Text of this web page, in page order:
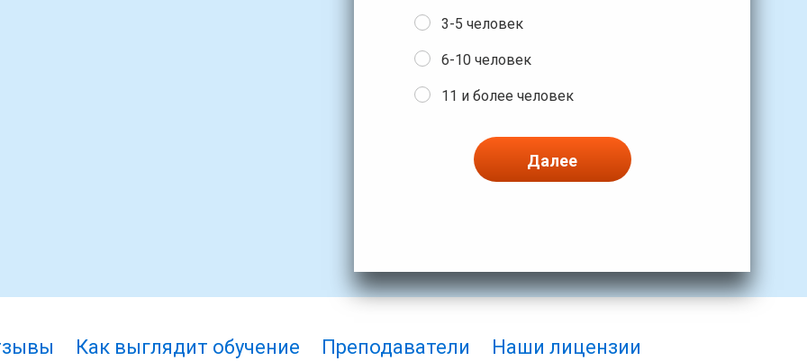
3-5 человек
6-10 человек
11 и более человек
Далее
Как выглядит обучение Преподаватели
Наши лицензии